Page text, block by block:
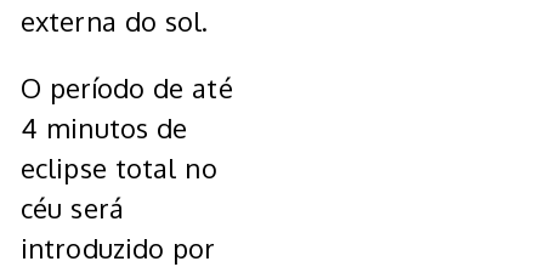
externa do sol.
O período de até
4 minutos de
eclipse total no
céu será
introduzido por